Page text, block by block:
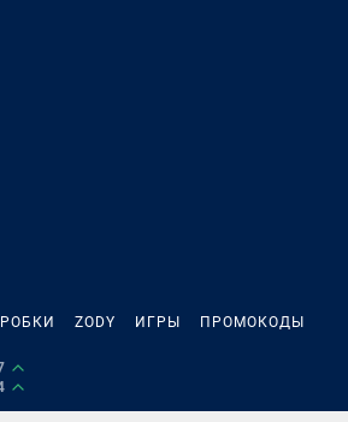
ZODY ИГРЫ ПРОМОКОДЫ